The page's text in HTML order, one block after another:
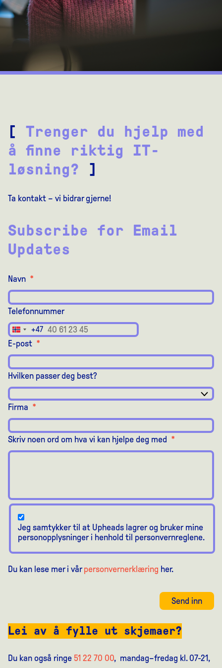
[ Trenger du hjelp med
å finne riktig IT-
løsning? ]
Ta kontakt – vi bidrar gjerne!
Subscribe for Email
Updates
Navn *
Telefonnummer
Norway
+47
+47
E-post *
Hvilken passer deg best?
Firma *
Skriv noen ord om hva vi kan hjelpe deg med *
Jeg samtykker til at Upheads lagrer og bruker mine
personopplysninger i henhold til personvernreglene.
Du kan lese mer i vårpersonvernerklæring her.
Send inn
Lei av å fylle ut skjemaer?
Du kan også ringe 51 22 70 00, mandag–fredag kl. 07-21,